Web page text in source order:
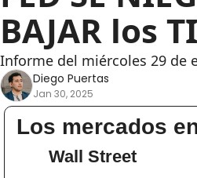
BAJAR los
Informe del miércoles 29 de
Diego Puertas
Jan 30, 2025
Los mercados
Wall Street